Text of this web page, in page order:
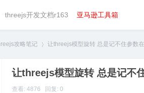
threejs开发文档r163 亚马逊工具箱
攻略笔记
›
让threejs模型旋转 总是记不住参数
让threejs模型旋转 总是记不
查看: 4876 回复: 0